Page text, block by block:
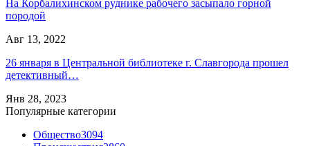
На Корбалихинском руднике рабочего засыпало горной
породой
Авг 13, 2022
26 января в Центральной библиотеке г. Славгорода прошел
детективный…
Янв 28, 2023
Популярные категории
Общество3094